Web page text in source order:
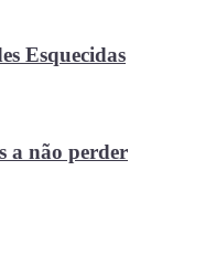
Esquecidas
a não perder